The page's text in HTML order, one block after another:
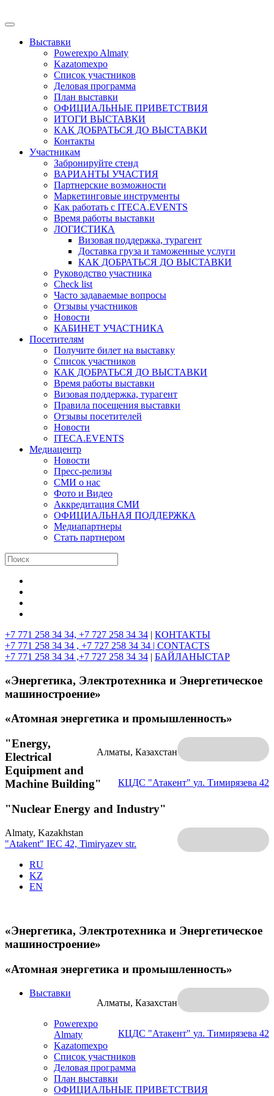
Выставки
Powerexpo Almaty
Kazatomexpo
Список участников
Деловая программа
План выставки
ОФИЦИАЛЬНЫЕ ПРИВЕТСТВИЯ
ИТОГИ ВЫСТАВКИ
КАК ДОБРАТЬСЯ ДО ВЫСТАВКИ
Контакты
Участникам
Забронируйте стенд
ВАРИАНТЫ УЧАСТИЯ
Партнерские возможности
Маркетинговые инструменты
Как работать с ITECA.EVENTS
Время работы выставки
ЛОГИСТИКА
Визовая поддержка, турагент
Доставка груза и таможенные услуги
КАК ДОБРАТЬСЯ ДО ВЫСТАВКИ
Руководство участника
Check list
Часто задаваемые вопросы
Отзывы участников
Новости
КАБИНЕТ УЧАСТНИКА
Посетителям
Получите билет на выставку
Список участников
КАК ДОБРАТЬСЯ ДО ВЫСТАВКИ
Время работы выставки
Визовая поддержка, турагент
Правила посещения выставки
Отзывы посетителей
Новости
ITECA.EVENTS
Медиацентр
Новости
Пресс-релизы
СМИ о нас
Фото и Видео
Аккредитация СМИ
ОФИЦИАЛЬНАЯ ПОДДЕРЖКА
Медиапартнеры
Стать партнером
+7 771 258 34 34, +7 727 258 34 34 | КОНТАКТЫ
+7 771 258 34 34 , +7 727 258 34 34 | CONTACTS
+7 771 258 34 34 ,+7 727 258 34 34 | БАЙЛАНЫСТАР
«Энергетика, Электротехника и Энергетическое
машиностроение»
«Атомная энергетика и промышленность»
Алматы, Казахстан
КЦДС "Атакент" ул. Тимирязева 42
"Energy,
Electrical
Equipment and
Machine Building"
"Nuclear Energy and Industry"
Almaty, Kazakhstan
"Atakent" IEC 42, Timiryazev str.
RU
KZ
EN
«Энергетика, Электротехника и Энергетическое
машиностроение»
«Атомная энергетика и промышленность»
Алматы, Казахстан
КЦДС "Атакент" ул. Тимирязева 42
Выставки
Powerexpo
Almaty
Kazatomexpo
Список участников
Деловая программа
План выставки
ОФИЦИАЛЬНЫЕ ПРИВЕТСТВИЯ